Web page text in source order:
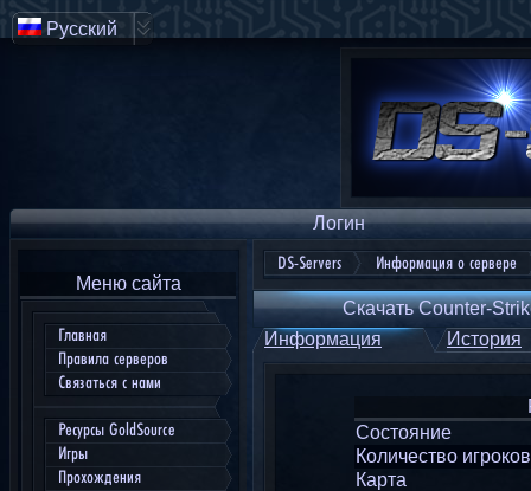
Логин
Меню сайта
Главная
Правила серверов
Связаться с нами
Ресурсы GoldSource
Игры
Прохождения
DS-Servers Информация о сервере
Скачать Counter-
Информация
История
Состояние
Количество игроков
Карта
Русский